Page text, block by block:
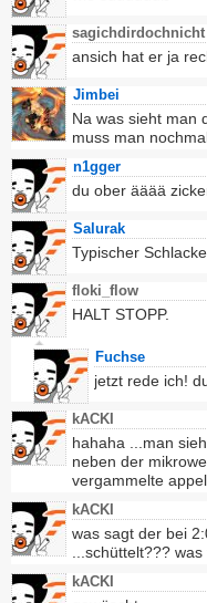
sagichdirdochnicht
ansich hat er ja
Jimbei
Na was sieht man
muss man
n1gger
du ober ääää
Salurak
Typischer
floki_flow
HALT STOPP.
Fuchse
jetzt rede ich!
kACKI
hahaha ...man
neben der
vergammelte
kACKI
was sagt der bei
...schüttelt???
kACKI